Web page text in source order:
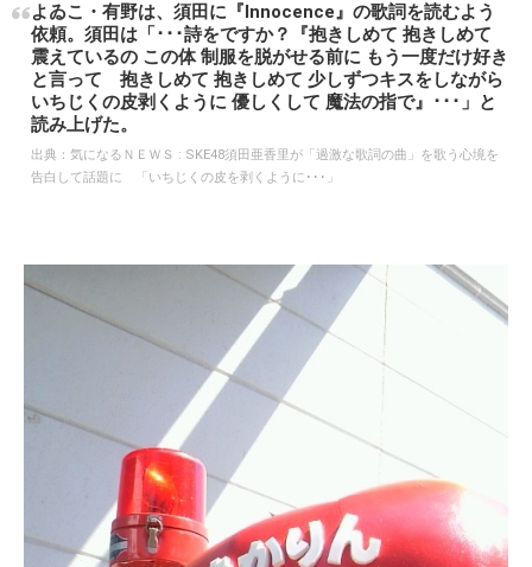
よゐこ・有野は、須田に『Innocence』の歌詞を読むよう
依頼。須田は「･･･詩をですか？『抱きしめて 抱きしめて
震えているの この体 制服を脱がせる前に もう一度だけ好き
と言って 抱きしめて 抱きしめて 少しずつキスをしながら
いちじくの皮剥くように 優しくして 魔法の指で』･･･」と
読み上げた。
出典： 気になるＮＥＷＳ : SKE48須田亜香里が「過激な歌詞の曲」を歌う心境を
告白して話題に 「いちじくの皮を剥くように･･･」